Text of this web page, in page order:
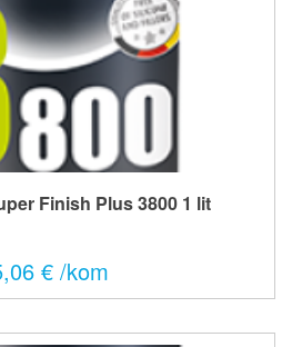
Finish Plus 3800 1 lit
€ /kom